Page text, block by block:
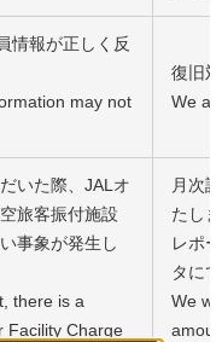
情報が正しく反
may not
復旧
We
いた際、JALオ
旅客振付施設
事象が発生し
there is a
Facility Charge
月次
たし
レポ
タに
We